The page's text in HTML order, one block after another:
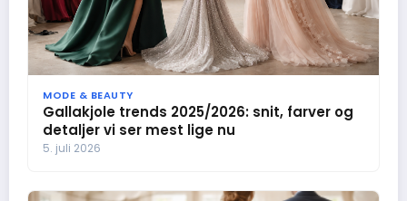
MODE & BEAUTY
Gallakjole trends 2025/2026: snit, farver og
detaljer vi ser mest lige nu
5. juli 2026